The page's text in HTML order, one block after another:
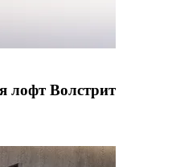
лофт Волстрит